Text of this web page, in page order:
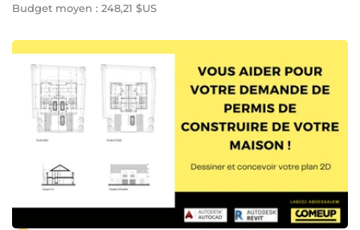
Budget moyen : 248,21 $US